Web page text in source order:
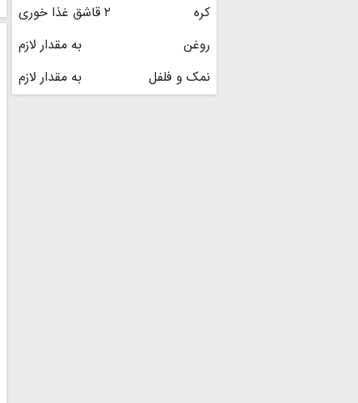
کره
۲ قاشق غذا خوری
روغن
به مقدار لازم
نمک و فلفل
به مقدار لازم